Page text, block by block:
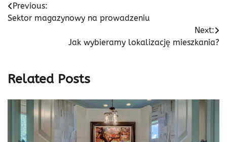
Nawigacja
wpisu
Previous:
Sektor magazynowy na prowadzeniu
Next:
Jak wybieramy lokalizację mieszkania?
Related Posts